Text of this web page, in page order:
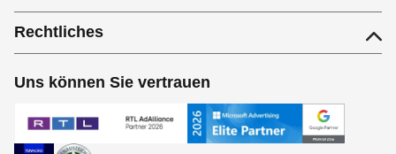
Rechtliches
Uns können Sie vertrauen